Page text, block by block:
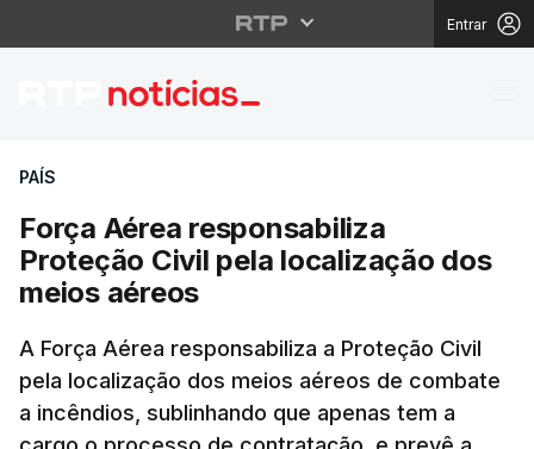
Entrar
Força Aérea
PAÍS
Força Aérea responsabiliza
Proteção Civil pela localização dos
meios aéreos
A Força Aérea responsabiliza a Proteção Civil
pela localização dos meios aéreos de combate
a incêndios, sublinhando que apenas tem a